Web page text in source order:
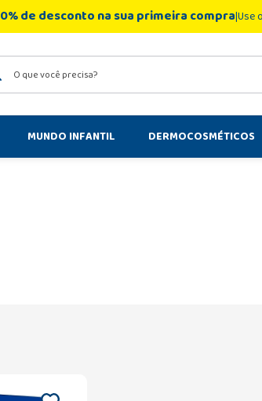
de desconto na sua primeira compraUse
você precisa?
MUNDO INFANTIL DERMOCOSMÉTICOS